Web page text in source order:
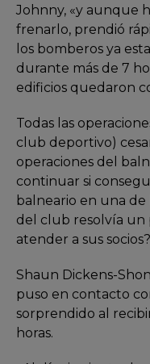
Johnny, «y aunque
frenarlo, prendió
los bomberos ya
durante más de 7
edificios quedaron
Todas las
club deportivo)
operaciones del
continuar si
balneario en una de
del club resolvía un
atender a sus socios?
Shaun Dickens-
puso en contacto
sorprendido al
horas.